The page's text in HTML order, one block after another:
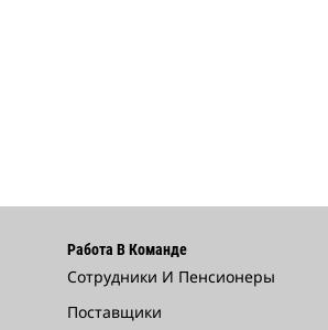
Работа В Команде
Сотрудники И Пенсионеры
Поставщики